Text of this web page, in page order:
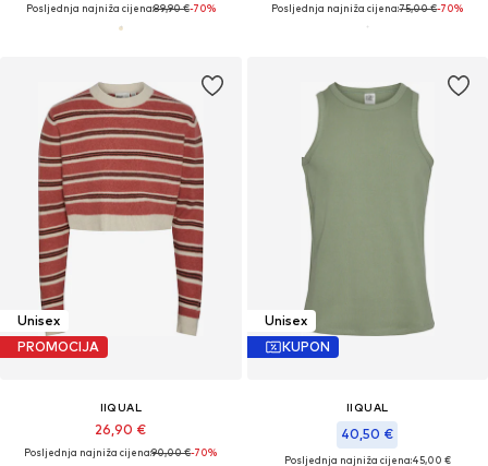
Posljednja najniža cijena:89,90 €-70% Posljednja najniža cijena:75,00 €-70%
Unisex
PROMOCIJA
IIQUAL
26,90 €
Posljednja najniža cijena:90,00 €-70%
Unisex
KUPON
IIQUAL
40,50 €
Posljednja najniža cijena:45,00 €